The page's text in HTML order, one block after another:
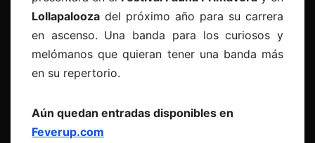
Lollapalooza del próximo año para su carrera
en ascenso. Una banda para los curiosos y
melómanos que quieran tener una banda más
en su repertorio.
Aún quedan entradas disponibles en
Feverup.com